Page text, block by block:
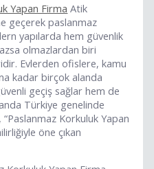
Yapan Firma Atik
geçerek paslanmaz
yapılarda hem güvenlik
olmazlardan biri
Evlerden ofislere, kamu
kadar birçok alanda
geçiş sağlar hem de
Türkiye genelinde
Korkuluk Yapan
öne çıkan